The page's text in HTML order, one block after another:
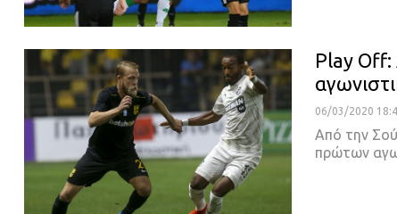
Play
06/03/2020
Από την
πρώτων